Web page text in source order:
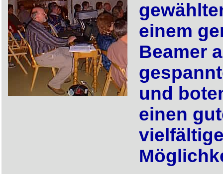
einem
Beamer
und
einen